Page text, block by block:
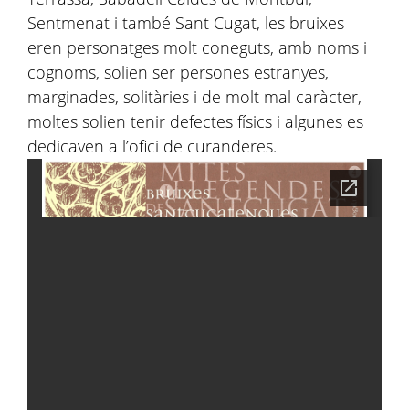
Sentmenat i també Sant Cugat, les bruixes
eren personatges molt coneguts, amb noms i
cognoms, solien ser persones estranyes,
marginades, solitàries i de molt mal caràcter,
moltes solien tenir defectes físics i algunes es
dedicaven a l’ofici de curanderes.